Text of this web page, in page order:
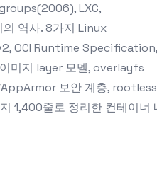
LXC,
역사. 8가지 Linux
OCI Runtime Specification,
미지 layer 모델, overlayfs
보안 계층, rootless
1,400줄로 정리한 컨테이너